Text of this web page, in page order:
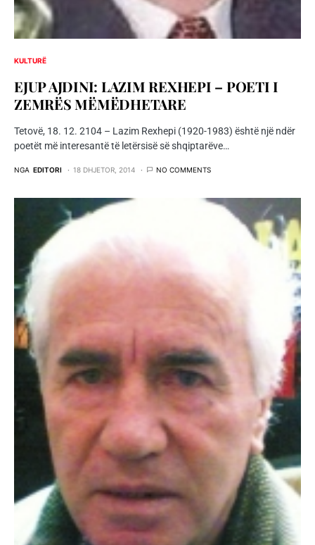
KULTURË
EJUP AJDINI: LAZIM REXHEPI – POETI I
ZEMRËS MËMËDHETARE
Tetovë, 18. 12. 2104 – Lazim Rexhepi (1920-1983) është një ndër
poetët më interesantë të letërsisë së shqiptarëve…
NGA EDITORI 18 DHJETOR, 2014 NO COMMENTS